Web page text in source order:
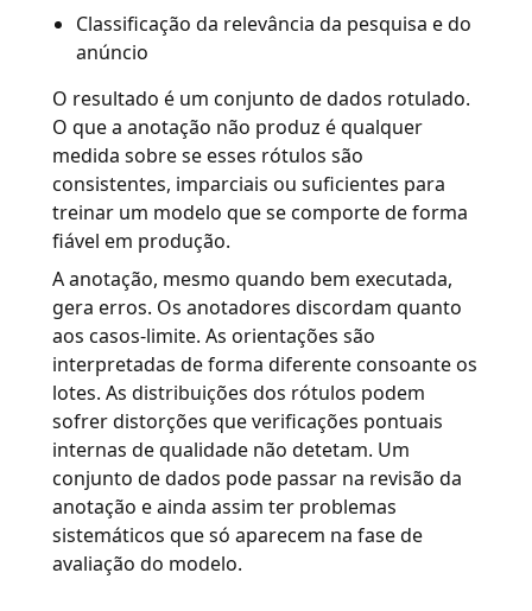
Classificação da relevância da pesquisa e do
anúncio
O resultado é um conjunto de dados rotulado.
O que a anotação não produz é qualquer
medida sobre se esses rótulos são
consistentes, imparciais ou suficientes para
treinar um modelo que se comporte de forma
fiável em produção.
A anotação, mesmo quando bem executada,
gera erros. Os anotadores discordam quanto
aos casos-limite. As orientações são
interpretadas de forma diferente consoante os
lotes. As distribuições dos rótulos podem
sofrer distorções que verificações pontuais
internas de qualidade não detetam. Um
conjunto de dados pode passar na revisão da
anotação e ainda assim ter problemas
sistemáticos que só aparecem na fase de
avaliação do modelo.